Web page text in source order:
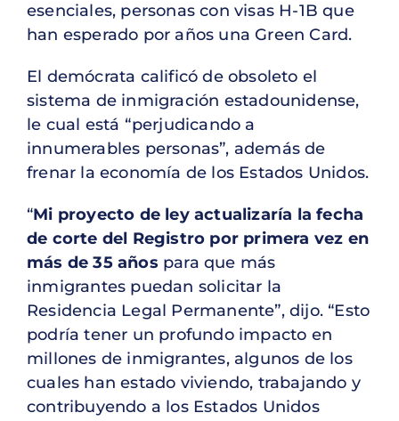
esenciales, personas con visas H-1B que
han esperado por años una Green Card.
El demócrata calificó de obsoleto el
sistema de inmigración estadounidense,
le cual está “perjudicando a
innumerables personas”, además de
frenar la economía de los Estados Unidos.
“Mi proyecto de ley actualizaría la fecha
de corte del Registro por primera vez en
más de 35 años para que más
inmigrantes puedan solicitar la
Residencia Legal Permanente”, dijo. “Esto
podría tener un profundo impacto en
millones de inmigrantes, algunos de los
cuales han estado viviendo, trabajando y
contribuyendo a los Estados Unidos